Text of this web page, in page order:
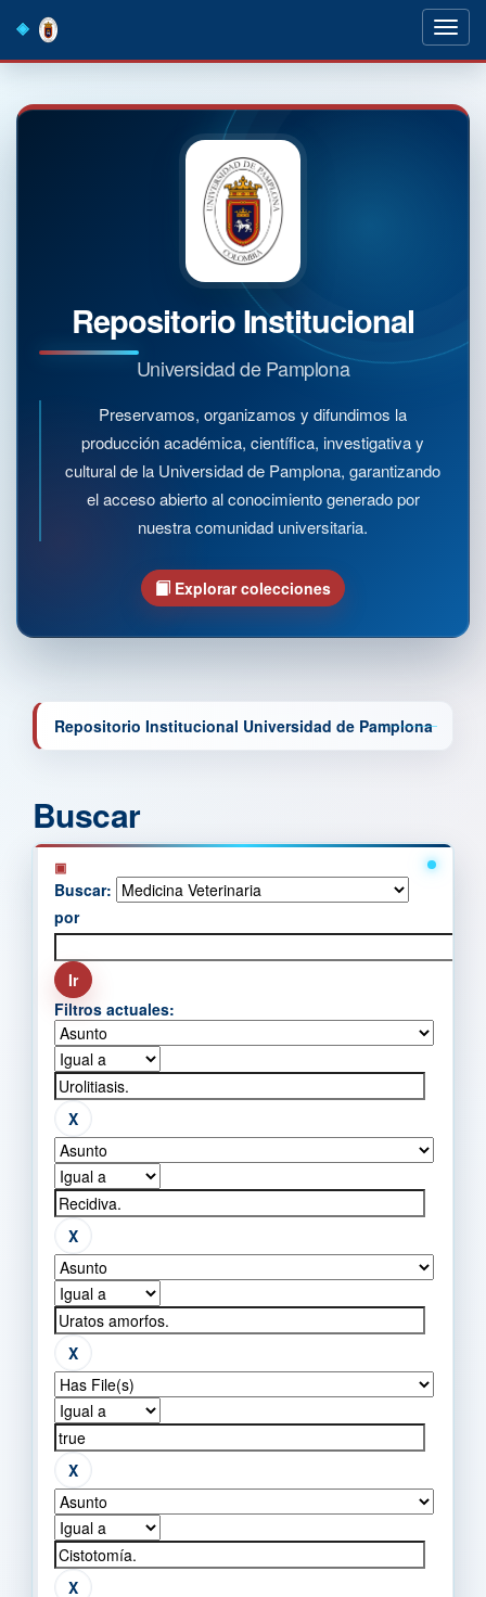
navigation
Repositorio Institucional
Universidad de Pamplona
Preservamos, organizamos y difundimos la
producción académica, científica, investigativa y
cultural de la Universidad de Pamplona, garantizando
el acceso abierto al conocimiento generado por
nuestra comunidad universitaria.
Explorar colecciones
Repositorio Institucional Universidad de Pamplona
Buscar
Buscar:
por
Filtros actuales: